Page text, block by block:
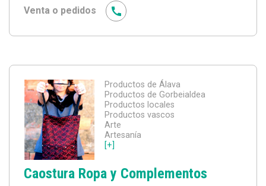
Venta o pedidos
Productos de Álava
Productos de Gorbeialdea
Productos locales
Productos vascos
Arte
Artesanía
[+]
Caostura Ropa y Complementos